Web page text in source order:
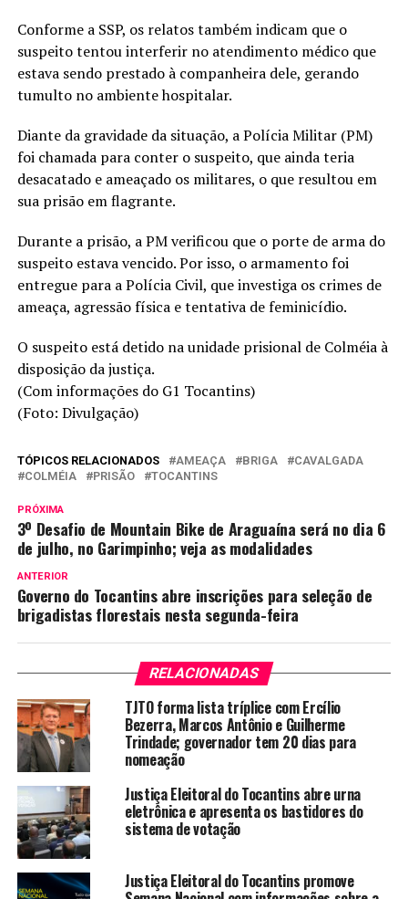
Conforme a SSP, os relatos também indicam que o
suspeito tentou interferir no atendimento médico que
estava sendo prestado à companheira dele, gerando
tumulto no ambiente hospitalar.
Diante da gravidade da situação, a Polícia Militar (PM)
foi chamada para conter o suspeito, que ainda teria
desacatado e ameaçado os militares, o que resultou em
sua prisão em flagrante.
Durante a prisão, a PM verificou que o porte de arma do
suspeito estava vencido. Por isso, o armamento foi
entregue para a Polícia Civil, que investiga os crimes de
ameaça, agressão física e tentativa de feminicídio.
O suspeito está detido na unidade prisional de Colméia à
disposição da justiça.
(Com informações do G1 Tocantins)
(Foto: Divulgação)
TÓPICOS RELACIONADOS AMEAÇA BRIGA
CAVALGADA
COLMÉIA
PRISÃO TOCANTINS
PRÓXIMA
3º Desafio de Mountain Bike de Araguaína será no dia 6
de julho, no Garimpinho; veja as modalidades
ANTERIOR
Governo do Tocantins abre inscrições para seleção de
brigadistas florestais nesta segunda-feira
RELACIONADAS
TJTO forma lista tríplice com Ercílio
Bezerra, Marcos Antônio e Guilherme
Trindade; governador tem 20 dias para
nomeação
Justiça Eleitoral do Tocantins abre urna
eletrônica e apresenta os bastidores do
sistema de votação
Justiça Eleitoral do Tocantins promove